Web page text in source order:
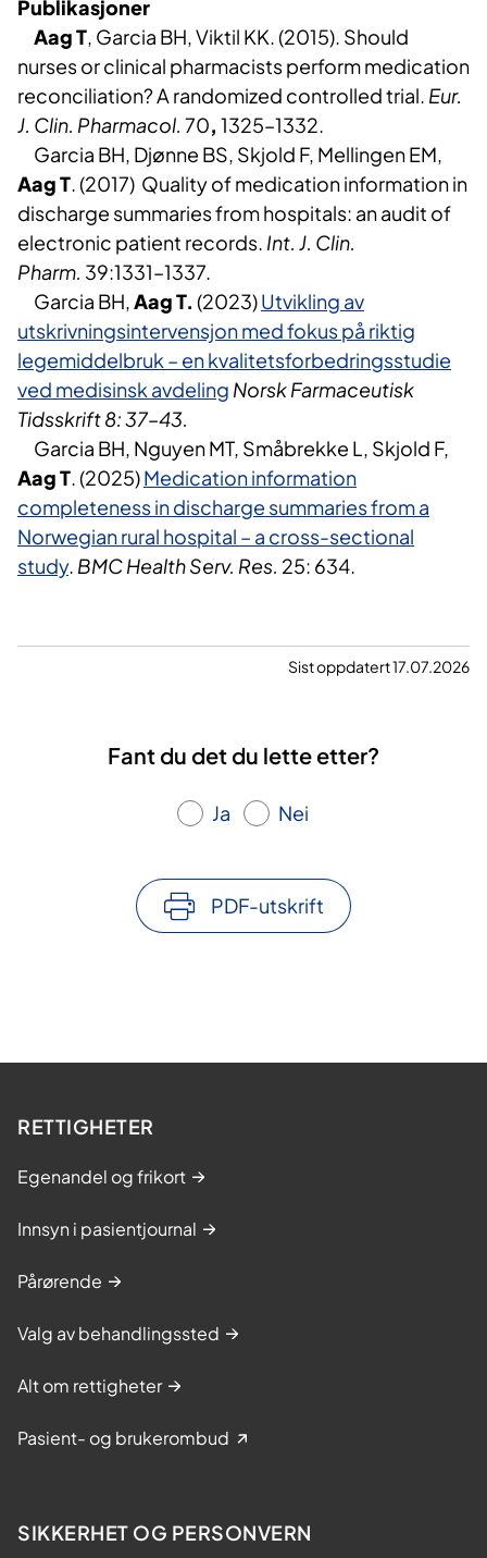
Publikasjoner
Aag T, Garcia BH, Viktil KK. (2015). Should
nurses or clinical pharmacists perform medication
reconciliation? A randomized controlled trial. Eur.
J. Clin. Pharmacol. 70, 1325–1332.
Garcia BH, Djønne BS, Skjold F, Mellingen EM,
Aag T. (2017) Quality of medication information in
discharge summaries from hospitals: an audit of
electronic patient records. Int. J. Clin.
Pharm. 39:1331–1337.
Garcia BH,Aag T. (2023)Utvikling av
utskrivningsintervensjon med fokus på riktig
legemiddelbruk – en kvalitetsforbedringsstudie
ved medisinsk avdeling Norsk Farmaceutisk
Tidsskrift 8: 37–43.
Garcia BH, Nguyen MT, Småbrekke L, Skjold F,
Aag T. (2025)Medication information
completeness in discharge summaries from a
Norwegian rural hospital – a cross-sectional
study. BMC Health Serv. Res. 25: 634.
Sist oppdatert 17.07.2026
Fant du det du lette etter?
Ja Nei
PDF-utskrift
RETTIGHETER
Egenandel og frikort
Innsyn i pasientjournal
Pårørende
Valg av behandlingssted
Alt om rettigheter
Pasient- og brukerombud
SIKKERHET OG PERSONVERN